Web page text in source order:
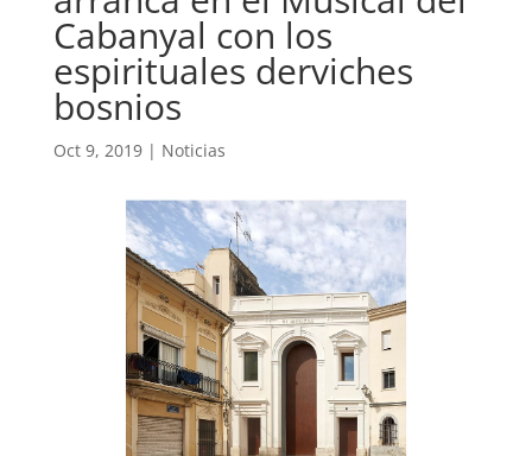
Cabanyal con los
espirituales derviches
bosnios
Oct 9, 2019| Noticias